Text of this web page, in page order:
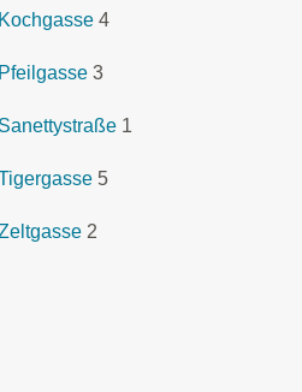
Kochgasse 4
Pfeilgasse 3
Sanettystraße 1
5
2